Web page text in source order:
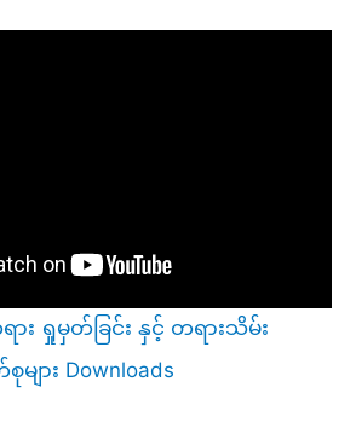
း ရှုမှတ်ခြင်း နှင့် တရားသိမ်း
ျား Downloads